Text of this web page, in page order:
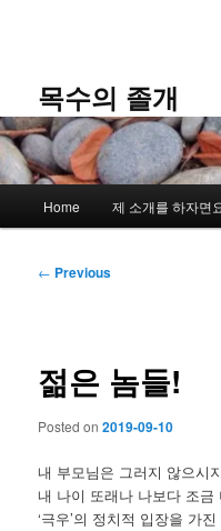
content목수의 졸개
Home 제 소개를 하자면
Post
← Previous
젊은 놈들!
Posted on2019-09-10
내 부모님은 그러지 않으시
내 나이 또래나 나보다 조금
‘극우’의 정치적 입장을 가